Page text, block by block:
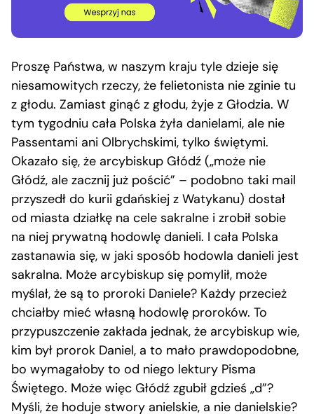
Proszę Państwa, w naszym kraju tyle dzieje się
niesamowitych rzeczy, że felietonista nie zginie tu
z głodu. Zamiast ginąć z głodu, żyje z Głodzia. W
tym tygodniu cała Polska żyła danielami, ale nie
Passentami ani Olbrychskimi, tylko świętymi.
Okazało się, że arcybiskup Głódź („może nie
Głódź, ale zacznij już pościć” – podobno taki mail
przyszedł do kurii gdańskiej z Watykanu) dostał
od miasta działkę na cele sakralne i zrobił sobie
na niej prywatną hodowlę danieli. I cała Polska
zastanawia się, w jaki sposób hodowla danieli jest
sakralna. Może arcybiskup się pomylił, może
myślał, że są to proroki Daniele? Każdy przecież
chciałby mieć własną hodowlę proroków. To
przypuszczenie zakłada jednak, że arcybiskup wie,
kim był prorok Daniel, a to mało prawdopodobne,
bo wymagałoby to od niego lektury Pisma
Świętego. Może więc Głódź zgubił gdzieś „d”?
Myśli, że hoduje stwory anielskie, a nie danielskie?